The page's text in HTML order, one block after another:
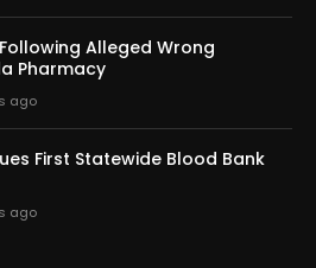
Alleged Wrong
Pharmacy
ago
First Statewide Blood Bank
ago